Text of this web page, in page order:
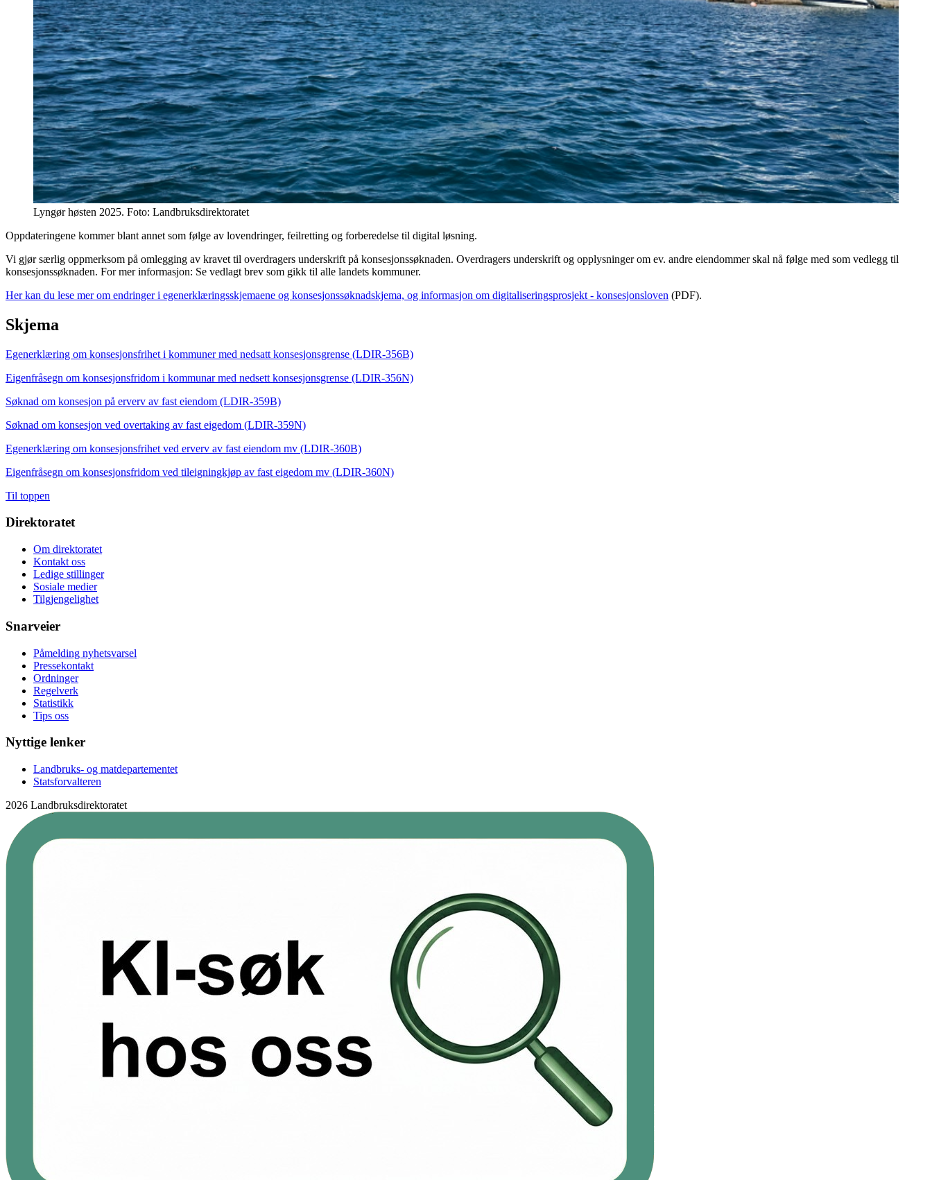
Lyngør høsten 2025. Foto: Landbruksdirektoratet
Oppdateringene kommer blant annet som følge av lovendringer, feilretting og forberedelse til digital løsning.
Vi gjør særlig oppmerksom på omlegging av kravet til overdragers underskrift på konsesjonssøknaden. Overdragers underskrift og opplysninger om ev. andre eiendommer skal nå følge med som vedlegg til
konsesjonssøknaden. For mer informasjon: Se vedlagt brev som gikk til alle landets kommuner.
Her kan du lese mer om endringer i egenerklæringsskjemaene og konsesjonssøknadskjema, og informasjon om digitaliseringsprosjekt - konsesjonsloven (PDF).
Skjema
Egenerklæring om konsesjonsfrihet i kommuner med nedsatt konsesjonsgrense (LDIR-356B)
Eigenfråsegn om konsesjonsfridom i kommunar med nedsett konsesjonsgrense (LDIR-356N)
Søknad om konsesjon på erverv av fast eiendom (LDIR-359B)
Søknad om konsesjon ved overtaking av fast eigedom (LDIR-359N)
Egenerklæring om konsesjonsfrihet ved erverv av fast eiendom mv (LDIR-360B)
Eigenfråsegn om konsesjonsfridom ved tileigningkjøp av fast eigedom mv (LDIR-360N)
Til toppen
Direktoratet
Om direktoratet
Kontakt oss
Ledige stillinger
Sosiale medier
Tilgjengelighet
Snarveier
Påmelding nyhetsvarsel
Pressekontakt
Ordninger
Regelverk
Statistikk
Tips oss
Nyttige lenker
Landbruks- og matdepartementet
Statsforvalteren
2026 Landbruksdirektoratet